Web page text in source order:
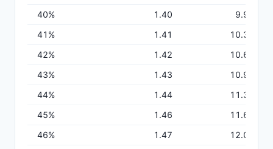
40% 1.40
9.97
41 % 1.41
10.31
42% 1.42
10.64
43% 1.43
10.98
44% 1.44
11.33
45% 1.46
11.68
46% 1.47
12.03